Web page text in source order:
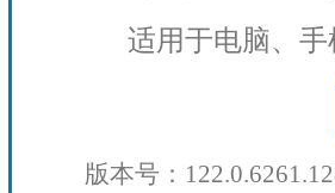
适用于电脑、
版本号：